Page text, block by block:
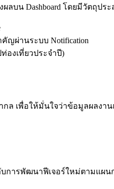
ลบน Dashboard โดยมีวัตถุปร
ญผ่านระบบ Notification
องเที่ยวประจำปี)
กล เพื่อให้มั่นใจว่าข้อมูลผล
ารพัฒนาฟีเจอร์ใหม่ตามแผ